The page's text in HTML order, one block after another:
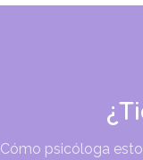
Cómo psicóloga